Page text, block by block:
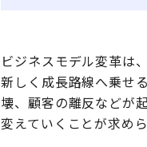
ビジネスモデル変革は
新しく成長路線へ乗せ
壊、顧客の離反などが
変えていくことが求めら